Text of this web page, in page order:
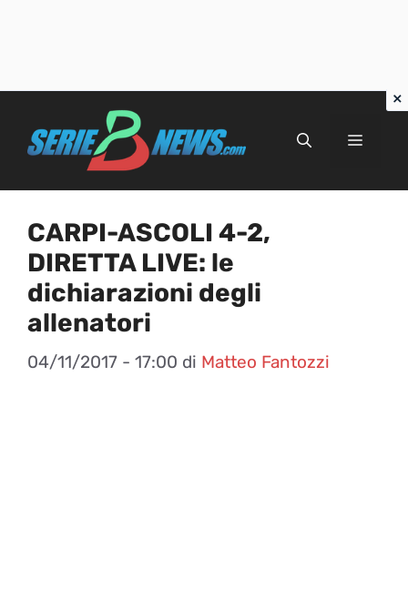
Menu
CARPI-ASCOLI 4-2,
DIRETTA LIVE: le
dichiarazioni degli
allenatori
04/11/2017 - 17:00 di Matteo Fantozzi